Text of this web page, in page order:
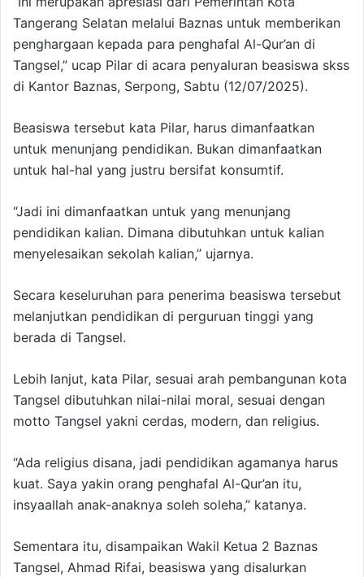
Tangerang Selatan melalui Baznas untuk memberikan
penghargaan kepada para penghafal Al-Qur’an di
Tangsel,” ucap Pilar di acara penyaluran beasiswa skss
di Kantor Baznas, Serpong, Sabtu (12/07/2025).
Beasiswa tersebut kata Pilar, harus dimanfaatkan
untuk menunjang pendidikan. Bukan dimanfaatkan
untuk hal-hal yang justru bersifat konsumtif.
“Jadi ini dimanfaatkan untuk yang menunjang
pendidikan kalian. Dimana dibutuhkan untuk kalian
menyelesaikan sekolah kalian,” ujarnya.
Secara keseluruhan para penerima beasiswa tersebut
melanjutkan pendidikan di perguruan tinggi yang
berada di Tangsel.
Lebih lanjut, kata Pilar, sesuai arah pembangunan kota
Tangsel dibutuhkan nilai-nilai moral, sesuai dengan
motto Tangsel yakni cerdas, modern, dan religius.
“Ada religius disana, jadi pendidikan agamanya harus
kuat. Saya yakin orang penghafal Al-Qur’an itu,
insyaallah anak-anaknya soleh soleha,” katanya.
Sementara itu, disampaikan Wakil Ketua 2 Baznas
Tangsel, Ahmad Rifai, beasiswa yang disalurkan